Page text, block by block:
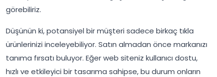
görebiliriz.
Düşünün ki, potansiyel bir müşteri sadece birkaç tıkla
ürünlerinizi inceleyebiliyor. Satın almadan önce markanızı
tanıma fırsatı buluyor. Eğer web siteniz kullanıcı dostu,
hızlı ve etkileyici bir tasarıma sahipse, bu durum onların